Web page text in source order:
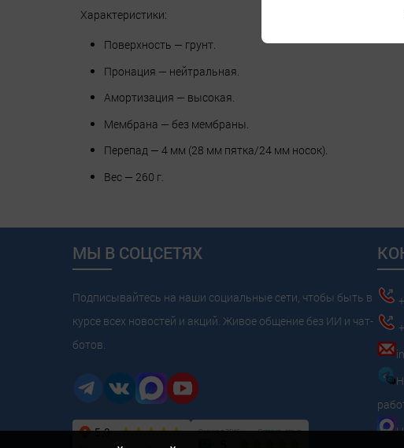
Характеристики:
Поверхность — грунт.
Пронация — нейтральная.
Амортизация — высокая.
Мембрана — без мембраны.
Перепад — 4 мм (28 мм пятка/24 мм носок).
Вес — 260 г.
МЫ В СОЦСЕТЯХ
Подписывайтесь на наши социальные сети, чтобы быть в
курсе всех новостей и акций. Живое общение без ИИ и чат-
ботов.